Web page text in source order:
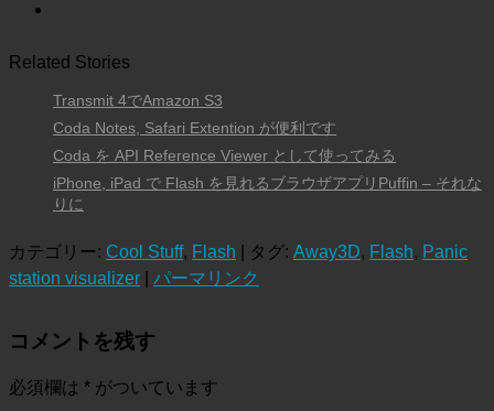
Related Stories
Transmit 4でAmazon S3
Coda Notes, Safari Extention が便利です
Coda を API Reference Viewer として使ってみる
iPhone, iPad で Flash を見れるブラウザアプリPuffin – それな
りに
カテゴリー: Cool Stuff, Flash | タグ: Away3D, Flash, Panic
station visualizer
パーマリンク
コメントを残す
必須欄は * がついています